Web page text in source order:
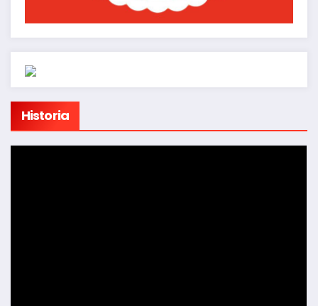
Historia